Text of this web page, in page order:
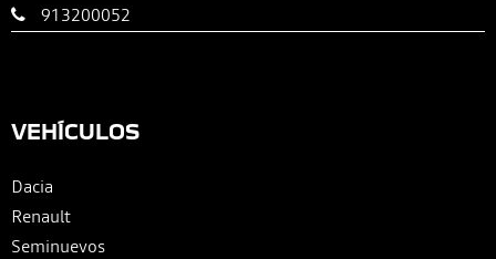
913200052
VEHÍCULOS
Dacia
Renault
Seminuevos